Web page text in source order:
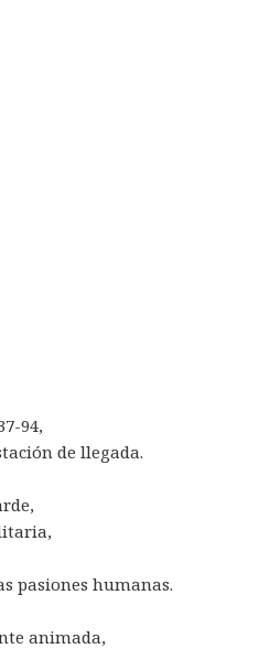
94,
de llegada.
pasiones humanas.
animada,